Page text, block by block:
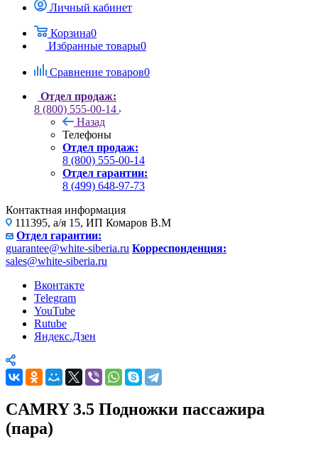
Личный кабинет
Корзина0
Избранные товары0
Сравнение товаров0
Отдел продаж:
8 (800) 555-00-14
Назад
Телефоны
Отдел продаж:
8 (800) 555-00-14
Отдел гарантии:
8 (499) 648-97-73
Контактная информация
111395, а/я 15, ИП Комаров В.М
Отдел гарантии:
guarantee@white-siberia.ru Корреспонденция:
sales@white-siberia.ru
Вконтакте
Telegram
YouTube
Rutube
Яндекс.Дзен
CAMRY 3.5 Подножки пассажира
(пара)